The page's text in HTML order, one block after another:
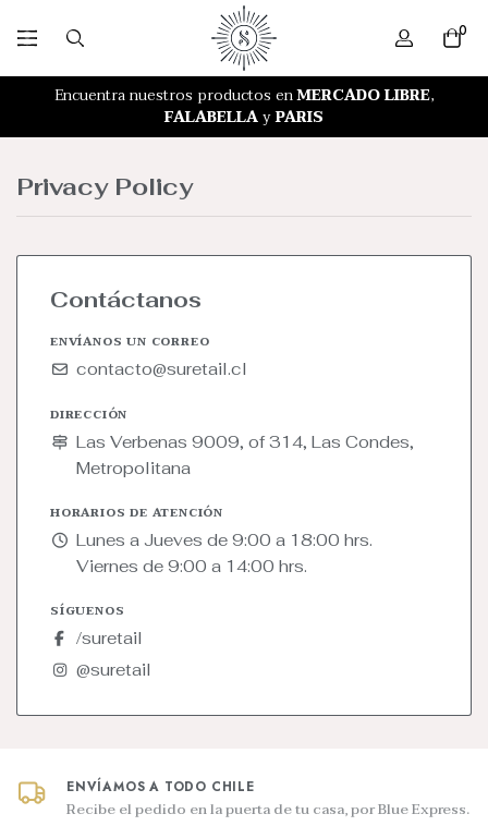
0
Encuentra nuestros productos enMERCADO LIBRE,
FALABELLAyPARIS
RETIRO GRATIS EN NUESTRA TIENDA
Privacy Policy
Contáctanos
ENVÍANOS UN CORREO
contacto@suretail.cl
DIRECCIÓN
Las Verbenas 9009, of 314, Las Condes,
Metropolitana
HORARIOS DE ATENCIÓN
Lunes a Jueves de 9:00 a 18:00 hrs.
Viernes de 9:00 a 14:00 hrs.
SÍGUENOS
/suretail
@suretail
ENVÍAMOS A TODO CHILE
Recibe el pedido en la puerta de tu casa, por Blue Express.